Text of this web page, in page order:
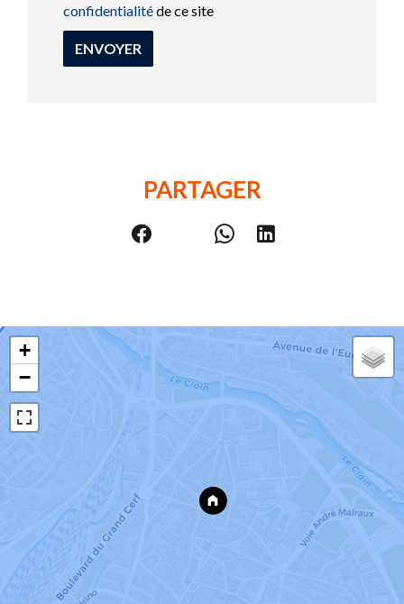
confidentialitéde ce site
ENVOYER
PARTAGER
+
−